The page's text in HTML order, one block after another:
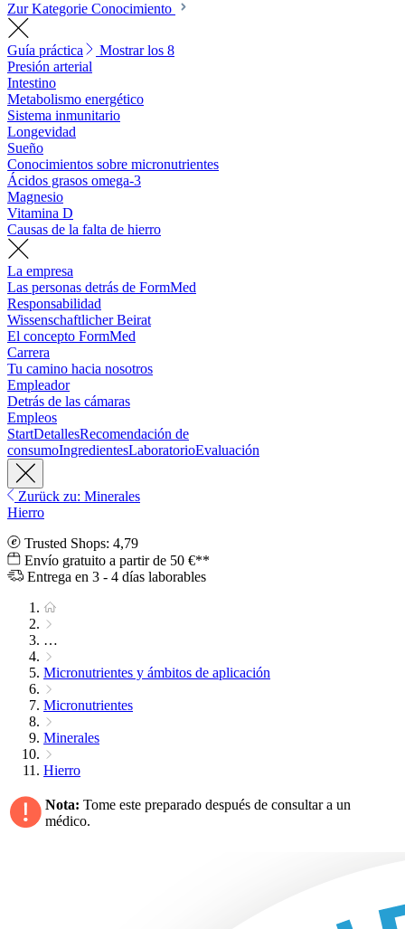
Zur Kategorie Conocimiento
Guía práctica
Mostrar los 8
Presión arterial
Intestino
Metabolismo energético
Sistema inmunitario
Longevidad
Sueño
Conocimientos sobre micronutrientes
Ácidos grasos omega-3
Magnesio
Vitamina D
Causas de la falta de hierro
La empresa
Las personas detrás de FormMed
Responsabilidad
Wissenschaftlicher Beirat
El concepto FormMed
Carrera
Tu camino hacia nosotros
Empleador
Detrás de las cámaras
Empleos
StartDetallesRecomendación de
consumoIngredientesLaboratorioEvaluación
Zurück zu: Minerales
Hierro
Trusted Shops: 4,79
Envío gratuito a partir de 50 €**
Entrega en 3 - 4 días laborables
…
Micronutrientes y ámbitos de aplicación
Micronutrientes
Minerales
Hierro
Nota: Tome este preparado después de consultar a un
médico.